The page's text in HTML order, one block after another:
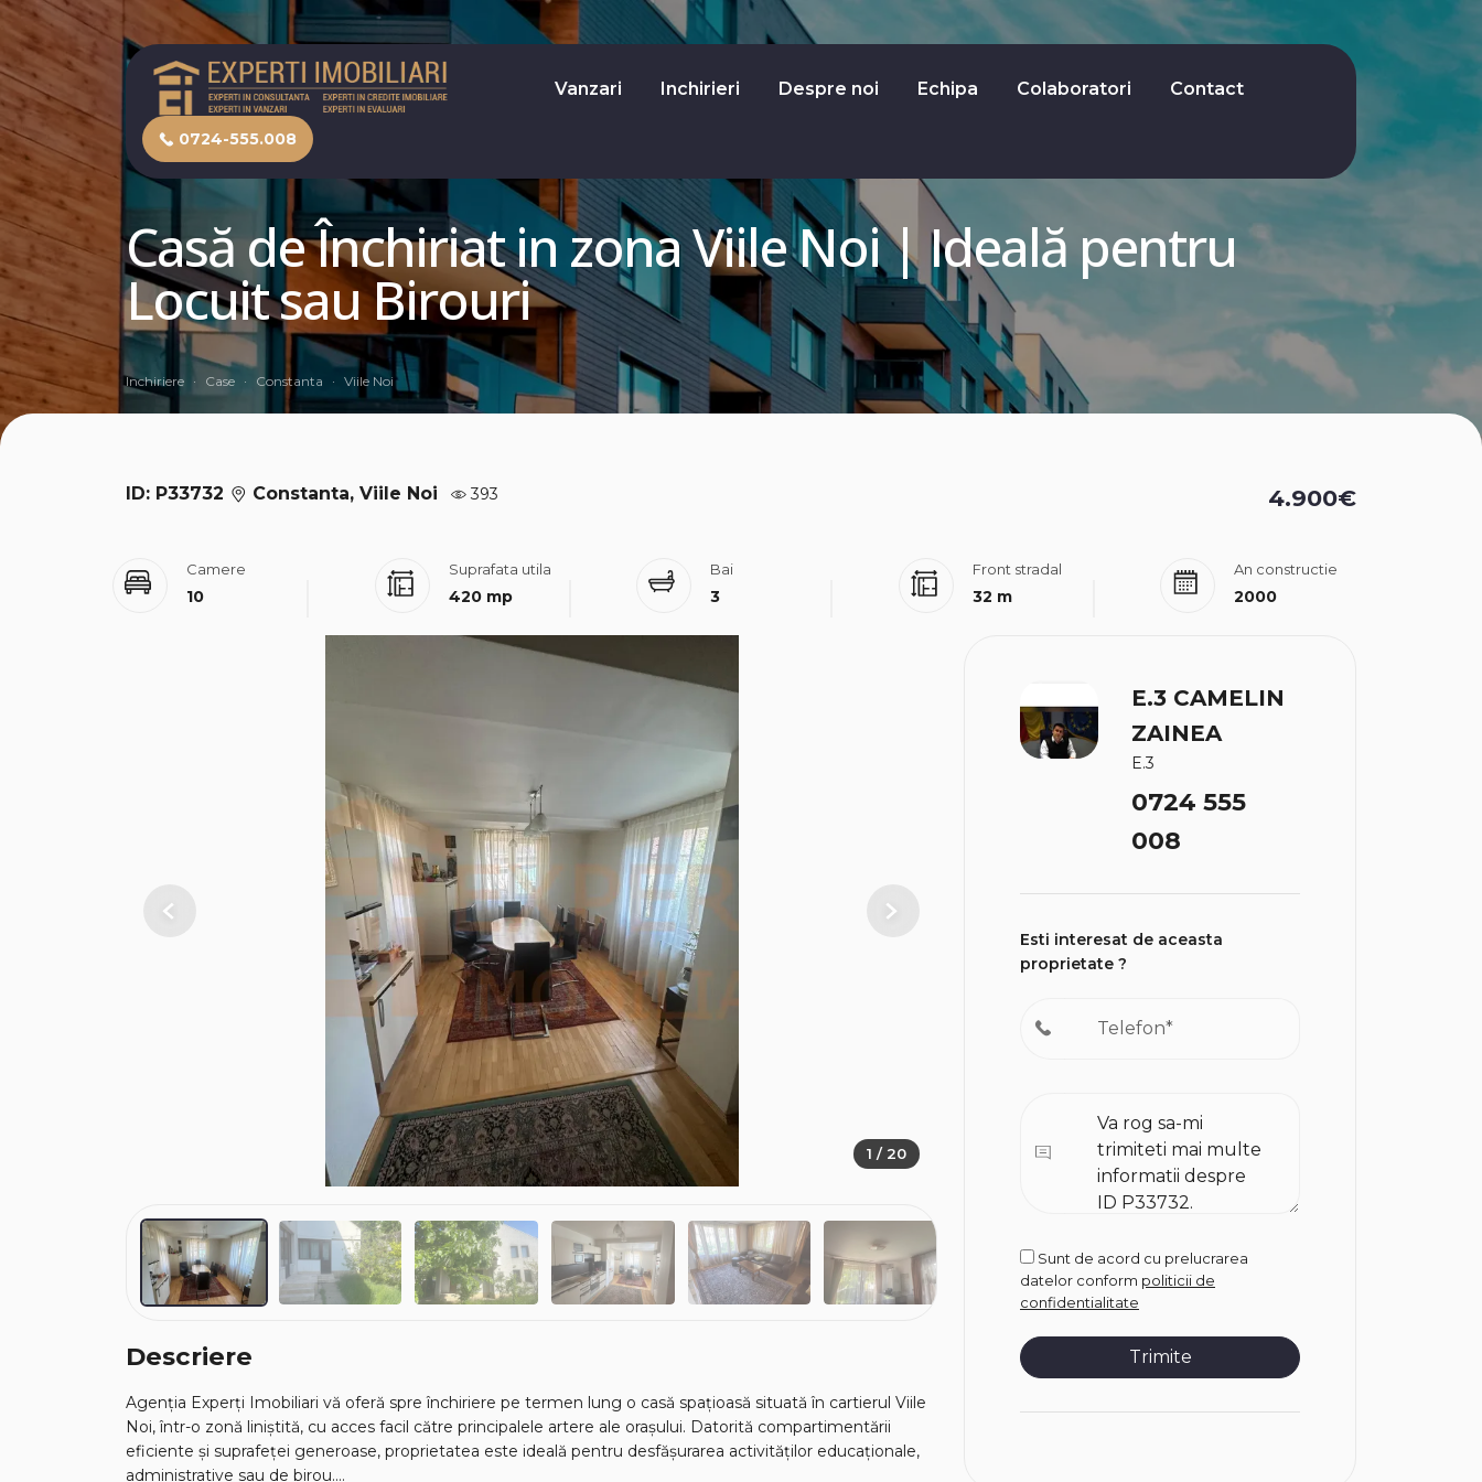
Vanzari Inchirieri Despre noi Echipa Colaboratori Contact
0724-555.008
Casă de Închiriat in zona Viile Noi | Ideală pentru
Locuit sau Birouri
Inchiriere Case Constanta Viile Noi
ID: P33732 Constanta, Viile Noi 393 4.900€
Camere
10
Suprafata utila
420 mp
Bai
3
Front stradal
32 m
An constructie
2000
1 / 20
Previous Next
Descriere
Agenția Experți Imobiliari vă oferă spre închiriere pe termen lung o casă spațioasă situată în cartierul Viile
Noi, într-o zonă liniștită, cu acces facil către principalele artere ale orașului. Datorită compartimentării
eficiente și suprafeței generoase, proprietatea este ideală pentru desfășurarea activităților educaționale,
administrative sau de birou.
E.3 CAMELIN
ZAINEA
E.3
0724 555
008
Esti interesat de aceasta
proprietate ?
Sunt de acord cu prelucrarea
datelor conform politicii de
confidentialitate